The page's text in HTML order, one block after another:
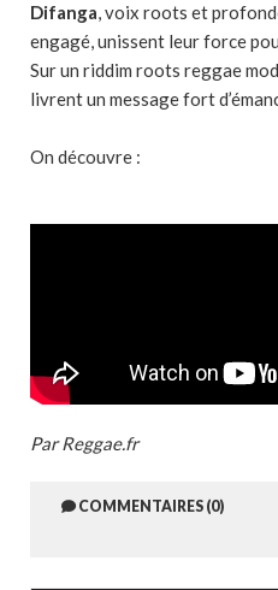
Difanga, voix roots et
engagé, unissent leur force
Sur un riddim roots reggae
livrent un message fort
On découvre :
Par Reggae.fr
COMMENTAIRES (0)